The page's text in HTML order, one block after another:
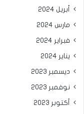
أبريل 2024
مارس 2024
فبراير 2024
يناير 2024
ديسمبر 2023
نوفمبر 2023
أكتوبر 2023